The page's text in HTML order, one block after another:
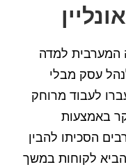
למדה
עסק מבלי
לעבוד מרוחק
באמצעות
הסכיתו להבין
לקוחות במשך